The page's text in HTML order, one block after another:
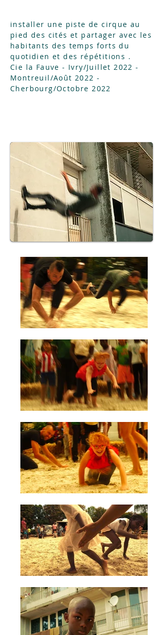
installer une piste de cirque au
pied des cités et partager avec les
habitants des temps forts du
quotidien et des répétitions .
Cie la Fauve - Ivry/Juillet 2022 -
Montreuil/Août 2022 -
Cherbourg/Octobre 2022